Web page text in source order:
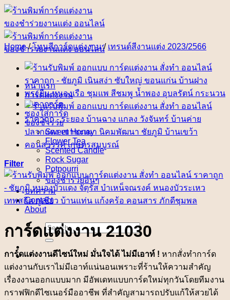
Skip
content
หน้าแรก
การ์ดแต่งงาน
ราคาการ์ด
ซองใส่การ์ด
ของชำร่วย
Sweet Honey
Flower Tea
Scented Candle
Rock Sugar
Potpourri
ของชำร่วยอื่นๆ
บทความ
Contact
About
Search
for:
Home / โทนสีการ์ดแต่งงาน / เทรนด์สีงานแต่ง 2023/2566
Filter
การ์ดแต่งงาน 21030
การ์ดแต่งงานดีไซน์ใหม่ มั่นใจได้ ไม่มีเอาท์ ! หากสั่งทำการ์ด
แต่งงานกับเราไม่มีเอาท์แน่นอนเพราะที่ร้านให้ความสำคัญ
เรื่องงานออกแบบมาก มีอัพเดทแบบการ์ดใหม่ทุกวันโดยทีมงาน
กราฟฟิกดีไซเนอร์มืออาชีพ ที่สำคัญสามารถปรับแก้ให้สวยได้